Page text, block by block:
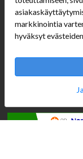
markkinointia
hyväksyt